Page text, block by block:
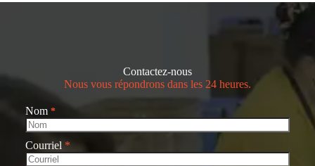
Contactez-nous
Nous vous répondrons dans les 24 heures.
Nom *
Courriel *